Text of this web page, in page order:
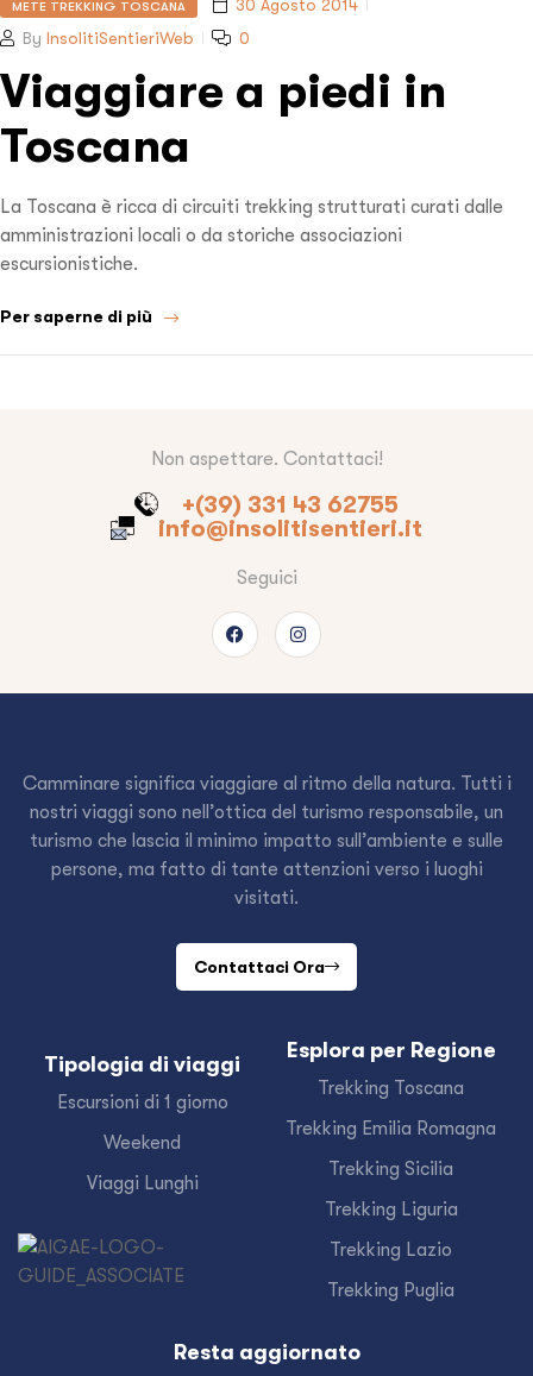
METE TREKKING TOSCANA
30 Agosto 2014
By InsolitiSentieriWeb 0
Viaggiare a piedi in
Toscana
La Toscana è ricca di circuiti trekking strutturati curati dalle
amministrazioni locali o da storiche associazioni
escursionistiche.
Per saperne di più
Non aspettare. Contattaci!
+(39) 331 43 62755
info@insolitisentieri.it
Seguici
Camminare significa viaggiare al ritmo della natura. Tutti i
nostri viaggi sono nell’ottica del turismo responsabile, un
turismo che lascia il minimo impatto sull’ambiente e sulle
persone, ma fatto di tante attenzioni verso i luoghi
visitati.
Contattaci Ora
Tipologia di viaggi
Escursioni di 1 giorno
Weekend
Viaggi Lunghi
Esplora per Regione
Trekking Toscana
Trekking Emilia Romagna
Trekking Sicilia
Trekking Liguria
Trekking Lazio
Trekking Puglia
Resta aggiornato